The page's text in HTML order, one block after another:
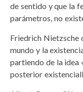
de sentido y que la
parámetros, no
Friedrich Nietzsche
mundo y la
partiendo de la idea
posterior